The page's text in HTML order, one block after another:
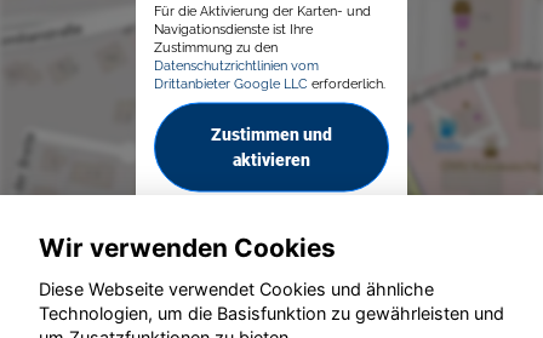
Für die Aktivierung der Karten- und
Navigationsdienste ist Ihre
Zustimmung zu den
Datenschutzrichtlinien vom
Drittanbieter Google LLC erforderlich.
Zustimmen und
aktivieren
Wir verwenden Cookies
Diese Webseite verwendet Cookies und ähnliche
Technologien, um die Basisfunktion zu gewährleisten und